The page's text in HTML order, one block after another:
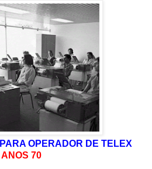
OPERADOR DE TELEX
ANOS 70